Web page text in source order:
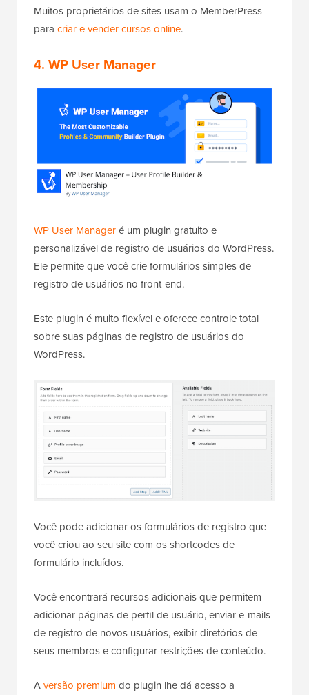
Muitos proprietários de sites usam o MemberPress
para criar e vender cursos online.
4. WP User Manager
WP User Manageré um plugin gratuito e
personalizável de registro de usuários do WordPress.
Ele permite que você crie formulários simples de
registro de usuários no front-end.
Este plugin é muito flexível e oferece controle total
sobre suas páginas de registro de usuários do
WordPress.
Você pode adicionar os formulários de registro que
você criou ao seu site com os shortcodes de
formulário incluídos.
Você encontrará recursos adicionais que permitem
adicionar páginas de perfil de usuário, enviar e-mails
de registro de novos usuários, exibir diretórios de
seus membros e configurar restrições de conteúdo.
Aversão premium do plugin lhe dá acesso a